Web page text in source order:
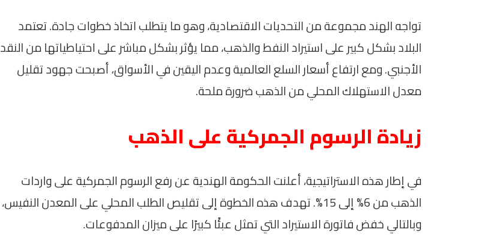
تواجه الهند مجموعة من التحديات الاقتصادية، وهو ما يتطلب اتخاذ خطوات جادة. تعتمد
البلاد بشكل كبير على استيراد النفط والذهب، مما يؤثر بشكل مباشر على احتياطياتها من النقد
الأجنبي. ومع ارتفاع أسعار السلع العالمية وعدم اليقين في الأسواق، أصبحت جهود تقليل
معدل الاستهلاك المحلي من الذهب ضرورة ملحة.
زيادة الرسوم الجمركية على الذهب
في إطار هذه الاستراتيجية، أعلنت الحكومة الهندية عن رفع الرسوم الجمركية على واردات
الذهب من 6% إلى 15%. تهدف هذه الخطوة إلى تقليص الطلب المحلي على المعدن النفيس،
وبالتالي خفض فاتورة الاستيراد التي تمثل عبئًا كبيرًا على ميزان المدفوعات.